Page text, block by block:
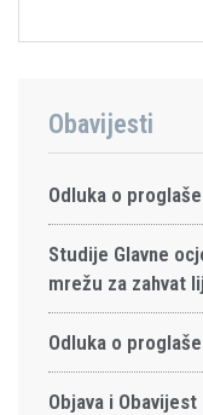
Obavijesti
Odluka o
Studije Glavne
mrežu za zahvat
Odluka o
Objava i